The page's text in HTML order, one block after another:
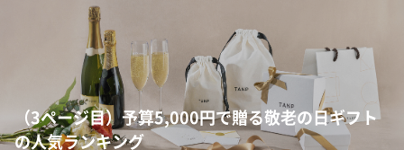
（3ページ目）予算5,000円で贈る敬老の日ギフト
の人気ランキング